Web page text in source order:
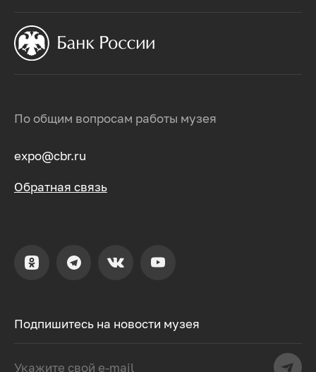
Подпишитесь на новости музея
По общим вопросам работы музея
expo@cbr.ru
Обратная связь